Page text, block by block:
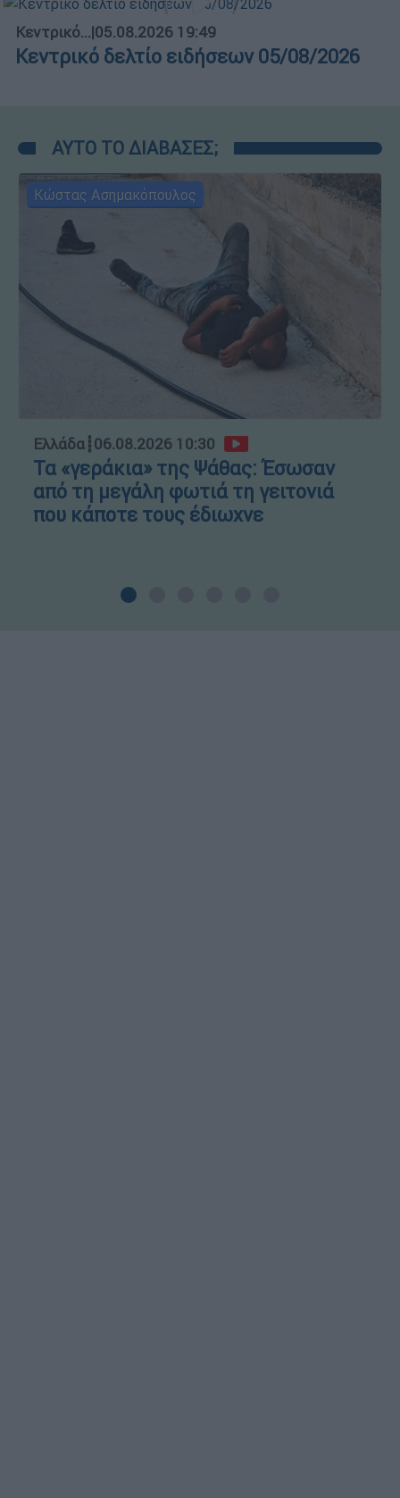
Κεντρικό...|05.08.2026 19:49
Κεντρικό δελτίο ειδήσεων 05/08/2026
ΑΥΤΟ ΤΟ ΔΙΑΒΑΣΕΣ;
Κώστας Ασημακόπουλος
Ελλάδα┋06.08.2026 10:30
Τα «γεράκια» της Ψάθας: Έσωσαν
από τη μεγάλη φωτιά τη γειτονιά
που κάποτε τους έδιωχνε